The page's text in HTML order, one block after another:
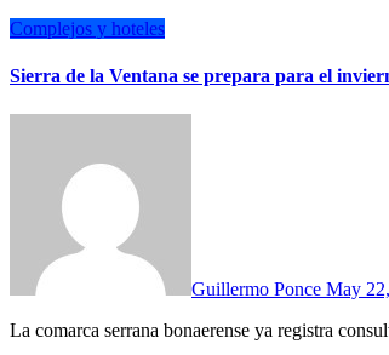
Complejos y hoteles
Sierra de la Ventana se prepara para el
Guillermo Ponce May
La comarca serrana bonaerense ya registra